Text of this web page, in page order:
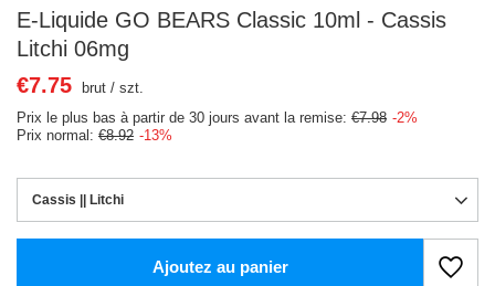
E-Liquide GO BEARS Classic 10ml - Cassis
Litchi 06mg
Cassis || Litchi
€7.75 brut / szt.
Prix le plus bas à partir de 30 jours avant la remise: €7.98 -2%
Prix normal: €8.92 -13%
Ajoutez au panier